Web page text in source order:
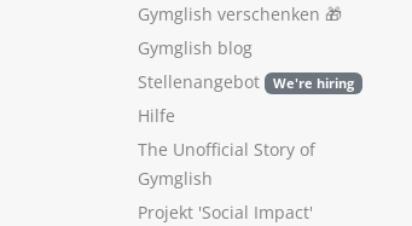
Gymglish verschenken 🎁
Gymglish blog
Stellenangebot
We're hiring
Hilfe
The Unofficial Story of
Gymglish
Projekt 'Social Impact'